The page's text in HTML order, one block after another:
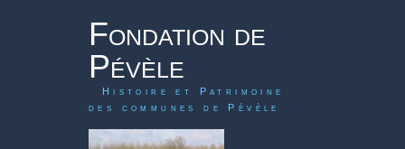
Fondation de
Pévèle
Histoire et Patrimoine
des communes de Pévèle